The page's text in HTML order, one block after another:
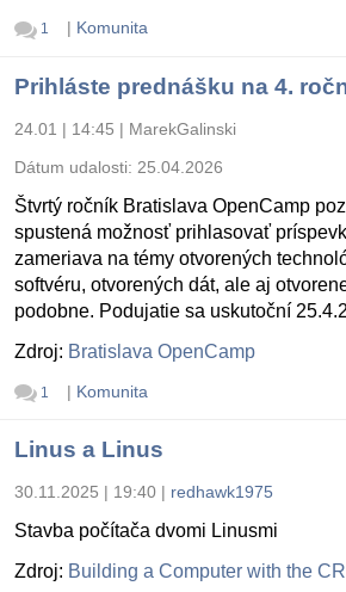
1 | Komunita
Prihláste prednášku na 4.
24.01 | 14:45 | MarekGalinski
Dátum udalosti: 25.04.2026
Štvrtý ročník Bratislava OpenCamp
spustená možnosť prihlasovať
zameriava na témy otvorených
softvéru, otvorených dát, ale aj
podobne. Podujatie sa uskutoční
Zdroj: Bratislava OpenCamp
1 | Komunita
Linus a Linus
30.11.2025 | 19:40 | redhawk1975
Stavba počítača dvomi Linusmi
Zdroj: Building a Computer with the